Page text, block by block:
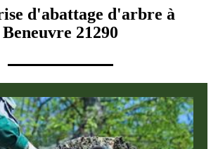
d'abattage d'arbre à
Beneuvre 21290